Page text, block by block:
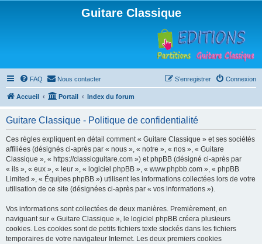
Guitare Classique
FAQ Nous contacter Connexion
S’enregistrer
Accueil Portail Index du forum
Guitare Classique - Politique de confidentialité
Ces règles expliquent en détail comment « Guitare Classique » et ses sociétés
affiliées (désignés ci-après par « nous », « notre », « nos », « Guitare
Classique », « https://classicguitare.com ») et phpBB (désigné ci-après par
« ils », « eux », « leur », « logiciel phpBB », « www.phpbb.com », « phpBB
Limited », « Équipes phpBB ») utilisent les informations collectées lors de votre
utilisation de ce site (désignées ci-après par « vos informations »).
Vos informations sont collectées de deux manières. Premièrement, en
naviguant sur « Guitare Classique », le logiciel phpBB créera plusieurs
cookies. Les cookies sont de petits fichiers texte stockés dans les fichiers
temporaires de votre navigateur Internet. Les deux premiers cookies